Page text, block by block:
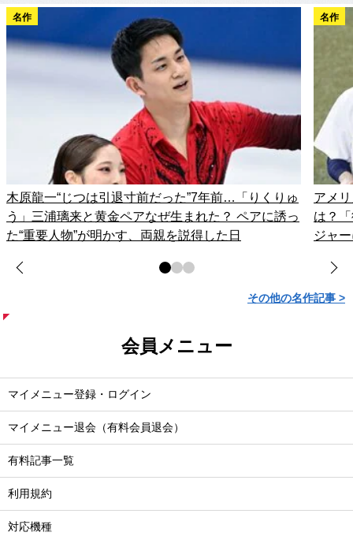
名作
木原龍一“じつは引退寸前だった”7年前…「りくりゅ
う」三浦璃来と黄金ペアなぜ生まれた？ ペアに誘っ
た“重要人物”が明かす、両親を説得した日
名作
アメ
は？
ジャ
その他の名作記事 >
会員メニュー
マイメニュー登録・ログイン
マイメニュー退会（有料会員退会）
有料記事一覧
利用規約
対応機種